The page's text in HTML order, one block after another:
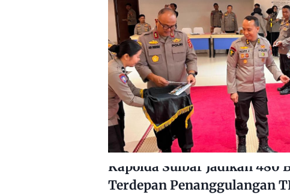
Kapolda Sulbar Jadikan 480
Terdepan Penanggulangan